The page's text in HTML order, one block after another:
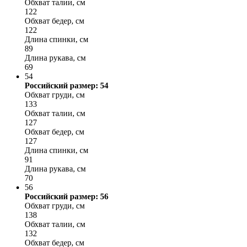
Обхват талии, см
122
Обхват бедер, см
122
Длина спинки, см
89
Длина рукава, см
69
54
Российский размер: 54
Обхват груди, см
133
Обхват талии, см
127
Обхват бедер, см
127
Длина спинки, см
91
Длина рукава, см
70
56
Российский размер: 56
Обхват груди, см
138
Обхват талии, см
132
Обхват бедер, см